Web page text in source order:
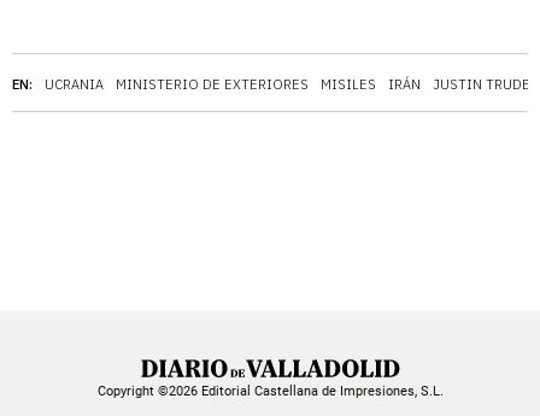
EN: UCRANIA MINISTERIO DE EXTERIORES MISILES IRÁN JUSTIN
Copyright ©2026 Editorial Castellana de Impresiones, S.L.